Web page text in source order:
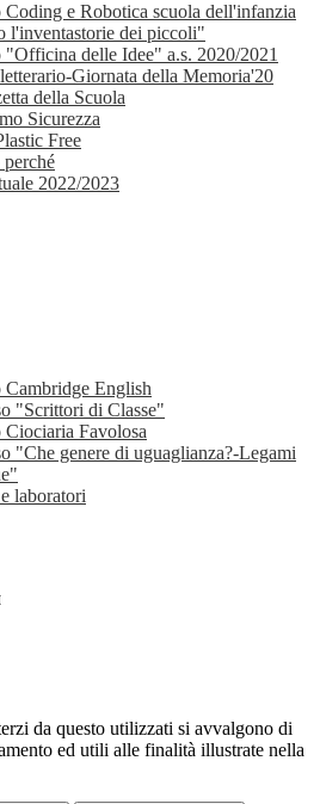
Coding e Robotica scuola dell'infanzia
l'inventastorie dei piccoli"
"Officina delle Idee" a.s. 2020/2021
Giornata della Memoria'20
della Scuola
Sicurezza
Free
2022/2023
Cambridge English
"Scrittori di Classe"
Ciociaria Favolosa
"Che genere di uguaglianza?-Legami
laboratori
da questo utilizzati si avvalgono di
ed utili alle finalità illustrate nella